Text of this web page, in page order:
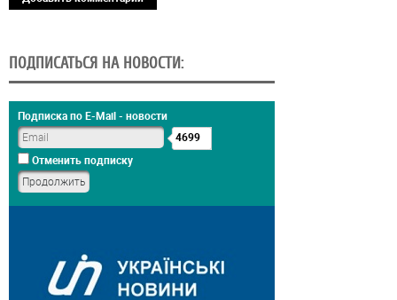
ПОДПИСАТЬСЯ НА НОВОСТИ:
Подписка по E-Mail - новости
4699
Отменить подписку